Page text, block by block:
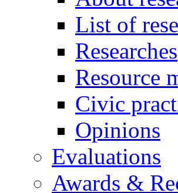
List of
Researches
Resource
Civic
Opinions
Evaluations
Awards &